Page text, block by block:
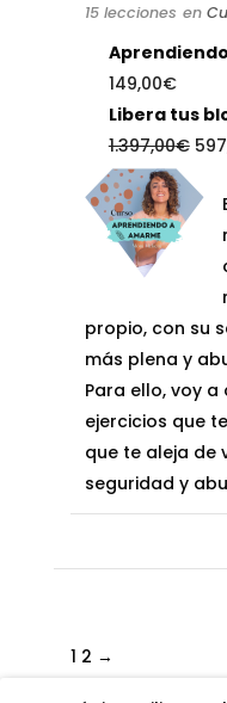
15 lecciones en
149,00€El
es:
Libera tus
1.397,00€ El
era:
propio, con su
más plena y
Para ello, voy
ejercicios que
que te aleja de
seguridad y
1 2 →